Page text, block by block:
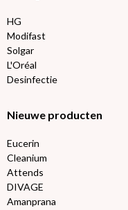
HG
Modifast
Solgar
L'Oréal
Desinfectie
Nieuwe producten
Eucerin
Cleanium
Attends
DIVAGE
Amanprana